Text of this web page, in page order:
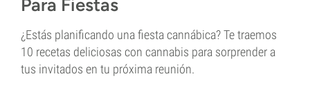
Para Fiestas
¿Estás planificando una fiesta cannábica? Te traemos
10 recetas deliciosas con cannabis para sorprender a
tus invitados en tu próxima reunión.